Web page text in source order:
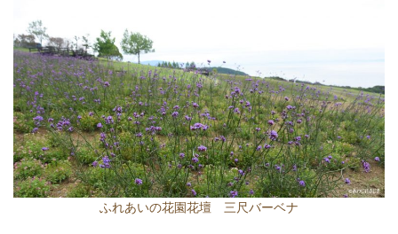
ふれあいの花園花壇 三尺バーベナ